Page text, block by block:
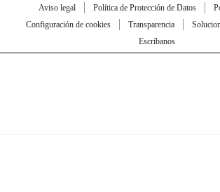
Aviso legal Política de Protección de Datos
Configuración de cookies
Transparencia
Escríbanos